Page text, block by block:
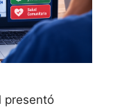
presentó